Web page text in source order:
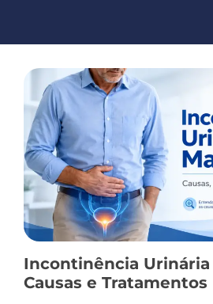
Incontinência Urinária
Causas e Tratamentos